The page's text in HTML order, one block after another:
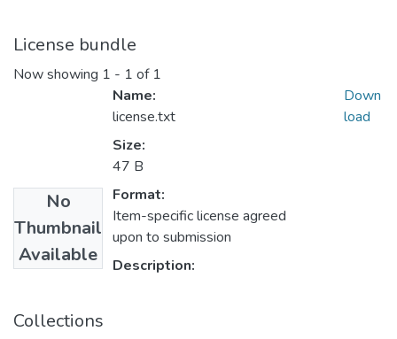
License bundle
Now showing 1 - 1 of 1
No
Thumbnail
Available
Name:
license.txt
Size:
47 B
Format:
Item-specific license agreed
upon to submission
Description:
Down
load
Collections